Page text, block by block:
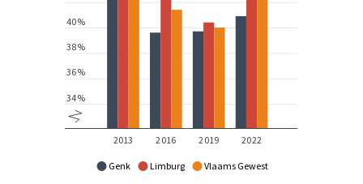
Genk Limburg Vlaams Gewest